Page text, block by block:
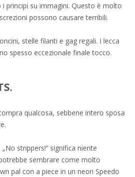
principi su immagini. Questo è molto
possono causare terribili.
stelle filanti e gag regali. I lecca
spesso eccezionale finale tocco.
qualcosa, sebbene intero sposa
strippers!“ significa niente
sembrare come molto
pal con a piece in un neon Speedo